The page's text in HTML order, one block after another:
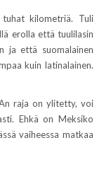
tuhat kilometriä. Tuli
erolla että tuulilasin
ja että suomalainen
kuin latinalainen.
raja on ylitetty, voi
Ehkä on Meksiko
vaiheessa matkaa